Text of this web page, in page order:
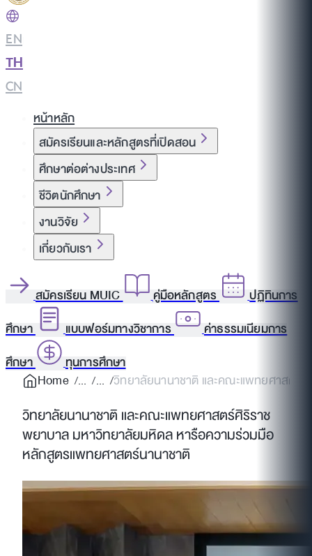
EN
TH
CN
หน้าหลัก
สมัครเรียนและหลักสูตรที่เปิดสอน
ศึกษาต่อต่างประเทศ
ชีวิตนักศึกษา
งานวิจัย
เกี่ยวกับเรา
สมัครเรียน MUIC คู่มือหลักสูตร
ปฏิทินการ
ศึกษา
แบบฟอร์มทางวิชาการ
ค่าธรรมเนียมการ
ศึกษา
ทุนการศึกษา
Home
วิทยาลัยนานาชาติ และคณะแพทยศาสตร์
วิทยาลัยนานาชาติ และคณะแพทยศาสตร์ศิริราช
พยาบาล มหาวิทยาลัยมหิดล หารือความร่วมมือ
หลักสูตรแพทยศาสตร์นานาชาติ